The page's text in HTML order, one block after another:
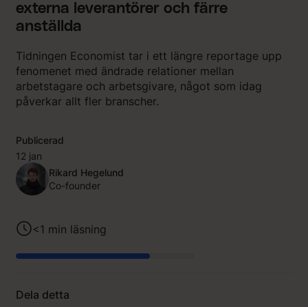
externa leverantörer och färre
anställda
Tidningen Economist tar i ett längre reportage upp
fenomenet med ändrade relationer mellan
arbetstagare och arbetsgivare, något som idag
påverkar allt fler branscher.
Rikard Hegelund
Co-founder
Publicerad
12 jan
<1 min läsning
Dela detta